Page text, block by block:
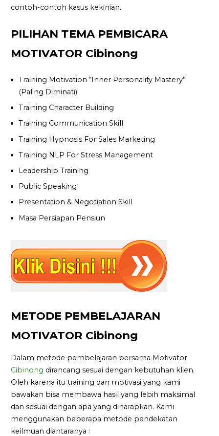
contoh-contoh kasus kekinian.
PILIHAN TEMA PEMBICARA
MOTIVATOR Cibinong
Training Motivation “Inner Personality Mastery”
(Paling Diminati)
Training Character Building
Training Communication Skill
Training Hypnosis For Sales Marketing
Training NLP For Stress Management
Leadership Training
Public Speaking
Presentation & Negotiation Skill
Masa Persiapan Pensiun
METODE PEMBELAJARAN
MOTIVATOR Cibinong
Dalam metode pembelajaran bersama Motivator
Cibinong dirancang sesuai dengan kebutuhan klien.
Oleh karena itu training dan motivasi yang kami
bawakan bisa membawa hasil yang lebih maksimal
dan sesuai dengan apa yang diharapkan. Kami
menggunakan beberapa metode pendekatan
keilmuan diantaranya :